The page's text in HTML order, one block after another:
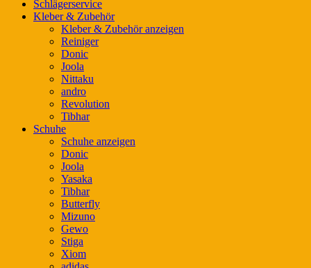
Schlägerservice
Kleber & Zubehör
Kleber & Zubehör anzeigen
Reiniger
Donic
Joola
Nittaku
andro
Revolution
Tibhar
Schuhe
Schuhe anzeigen
Donic
Joola
Yasaka
Tibhar
Butterfly
Mizuno
Gewo
Stiga
Xiom